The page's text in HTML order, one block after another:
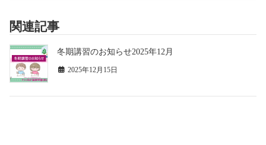
関連記事
冬期講習のお知らせ2025年12月
2025年12月15日